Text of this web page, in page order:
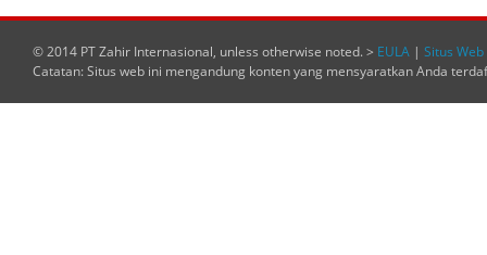
© 2014 PT Zahir Internasional, unless otherwise noted. > EULA | Situs
Catatan: Situs web ini mengandung konten yang mensyaratkan Anda